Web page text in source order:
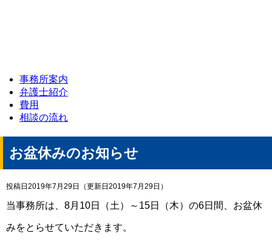
事務所案内
弁護士紹介
費用
相談の流れ
お盆休みのお知らせ
投稿日2019年7月29日 （更新日2019年7月29日）
当事務所は、8月10日（土）～15日（木）の6日間、お盆休
みをとらせていただきます。